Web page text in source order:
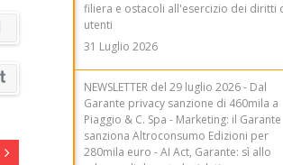
NEWSLETTER del 29 luglio 2026 - Dal
Garante privacy sanzione di 460mila a
Piaggio & C. Spa - Marketing: il Garante
sanziona Altroconsumo Edizioni per
280mila euro - AI Act, Garante: sì allo
schema di decreto legislativo, ma con
maggiori garanzie - AI Act, Garante:
rafforzare le tutele per i dati biometrici -
Data breach, il Garante sanziona la Città
Metropolitana di Sassari